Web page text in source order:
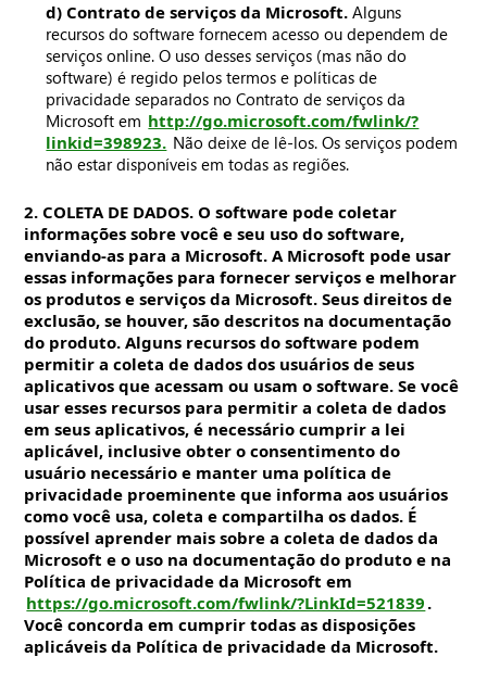
d) Contrato de serviços da Microsoft. Alguns
recursos do software fornecem acesso ou dependem de
serviços online. O uso desses serviços (mas não do
software) é regido pelos termos e políticas de
privacidade separados no Contrato de serviços da
Microsoft em http://go.microsoft.com/fwlink/?
linkid=398923. Não deixe de lê-los. Os serviços podem
não estar disponíveis em todas as regiões.
2. COLETA DE DADOS. O software pode coletar
informações sobre você e seu uso do software,
enviando-as para a Microsoft. A Microsoft pode usar
essas informações para fornecer serviços e melhorar
os produtos e serviços da Microsoft. Seus direitos de
exclusão, se houver, são descritos na documentação
do produto. Alguns recursos do software podem
permitir a coleta de dados dos usuários de seus
aplicativos que acessam ou usam o software. Se você
usar esses recursos para permitir a coleta de dados
em seus aplicativos, é necessário cumprir a lei
aplicável, inclusive obter o consentimento do
usuário necessário e manter uma política de
privacidade proeminente que informa aos usuários
como você usa, coleta e compartilha os dados. É
possível aprender mais sobre a coleta de dados da
Microsoft e o uso na documentação do produto e na
Política de privacidade da Microsoft em
https://go.microsoft.com/fwlink/?LinkId=521839 .
Você concorda em cumprir todas as disposições
aplicáveis da Política de privacidade da Microsoft.